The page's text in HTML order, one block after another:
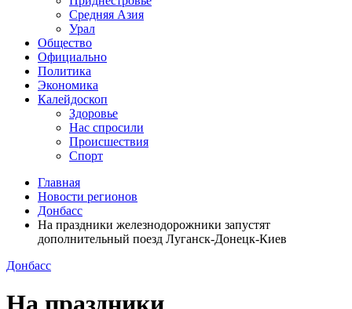
Средняя Азия
Урал
Общество
Официально
Политика
Экономика
Калейдоскоп
Здоровье
Нас спросили
Происшествия
Спорт
Главная
Новости регионов
Донбасс
На праздники железнодорожники запустят
дополнительный поезд Луганск-Донецк-Киев
Донбасс